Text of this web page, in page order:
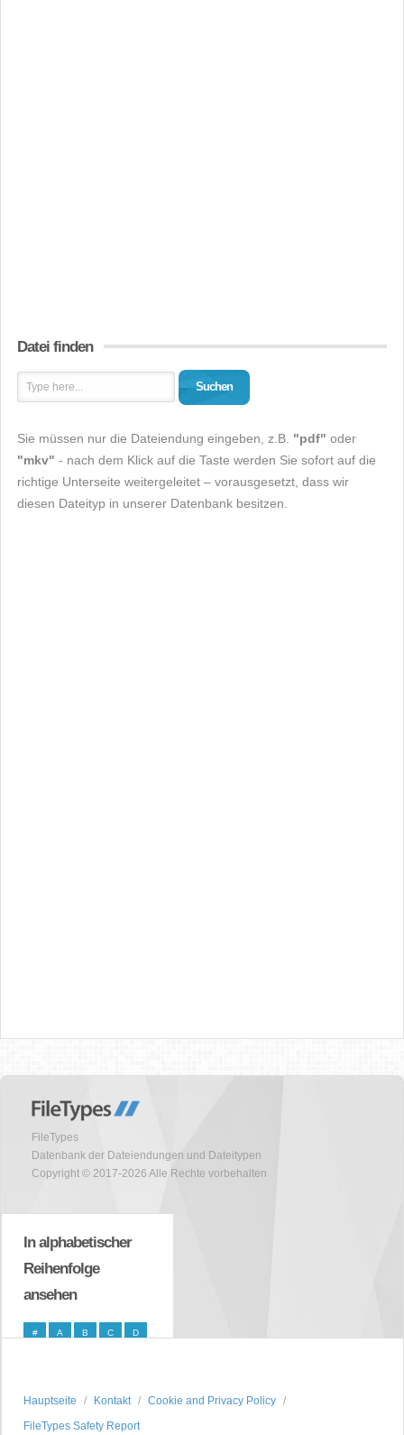
Datei finden
Suchen
Sie müssen nur die Dateiendung eingeben, z.B. "pdf" oder
"mkv" - nach dem Klick auf die Taste werden Sie sofort auf die
richtige Unterseite weitergeleitet – vorausgesetzt, dass wir
diesen Dateityp in unserer Datenbank besitzen.
FileTypes
Datenbank der Dateiendungen und Dateitypen
Copyright © 2017-2026 Alle Rechte vorbehalten
In alphabetischer
Reihenfolge
ansehen
# A B C D
O P Q R S
Hauptseite Kontakt
Cookie and Privacy Policy
FileTypes Safety Report